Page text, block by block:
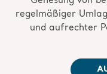
regelmäßiger
und aufrechter